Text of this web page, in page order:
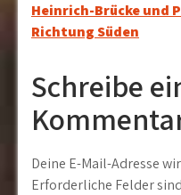
Heinrich-Brücke und
Richtung Süden
Schreibe
Deine E-Mail-Adresse
Erforderliche Felder